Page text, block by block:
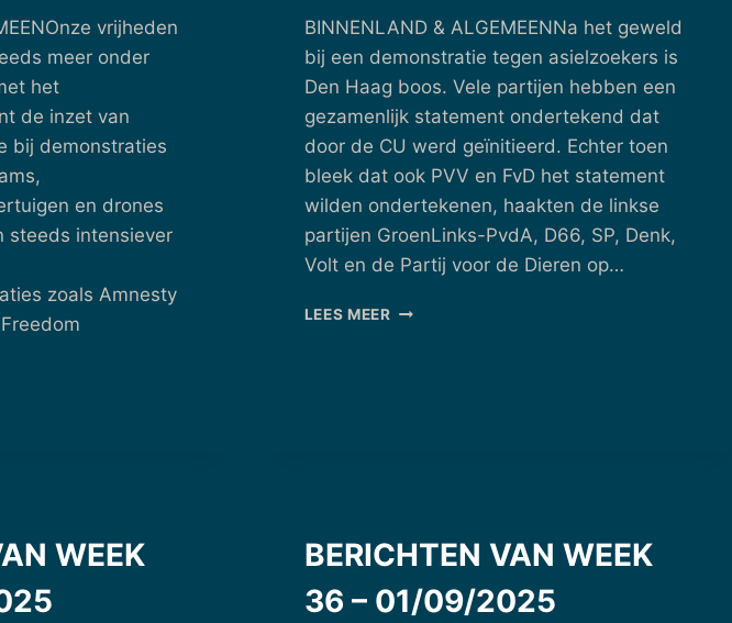
vrijheden
meer onder
het
de inzet van
bij demonstraties
en drones
steeds intensiever
zoals Amnesty
BINNENLAND & ALGEMEENNa het geweld
bij een demonstratie tegen asielzoekers is
Den Haag boos. Vele partijen hebben een
gezamenlijk statement ondertekend dat
door de CU werd geïnitieerd. Echter toen
bleek dat ook PVV en FvD het statement
wilden ondertekenen, haakten de linkse
partijen GroenLinks-PvdA, D66, SP, Denk,
Volt en de Partij voor de Dieren op…
LEES MEERBERICHTEN
WEEK
BERICHTEN VAN WEEK
36 – 01/09/2025